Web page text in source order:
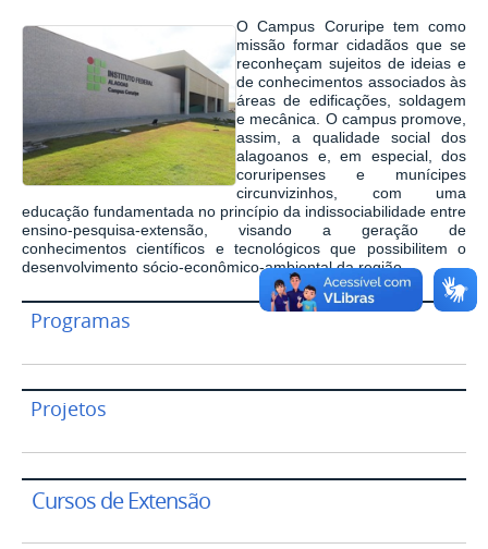
O Campus Coruripe tem como
missão formar cidadãos que se
reconheçam sujeitos de ideias e
de conhecimentos associados às
áreas de edificações, soldagem
e mecânica. O campus promove,
assim, a qualidade social dos
alagoanos e, em especial, dos
coruripenses e munícipes
circunvizinhos, com uma
educação fundamentada no princípio da indissociabilidade entre
ensino-pesquisa-extensão, visando a geração de
conhecimentos científicos e tecnológicos que possibilitem o
desenvolvimento sócio-econômico-ambiental da região.
Programas
Projetos
Cursos de Extensão